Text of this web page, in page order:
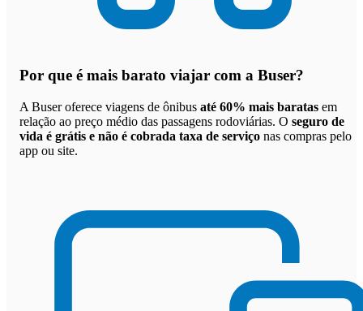
Por que é mais barato viajar com a Buser?
A Buser oferece viagens de ônibus até 60% mais baratas em
relação ao preço médio das passagens rodoviárias. O seguro de
vida é grátis e não é cobrada taxa de serviço nas compras pelo
app ou site.